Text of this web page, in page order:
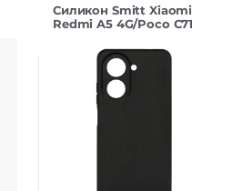
Силикон Smitt Xiaomi
Redmi A5 4G/Poco C71